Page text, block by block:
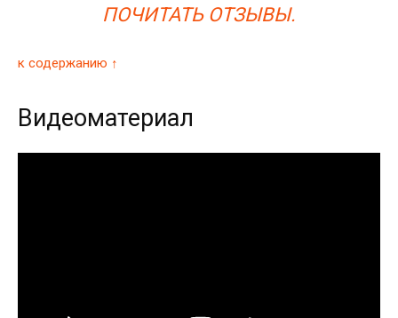
ПОЧИТАТЬ ОТЗЫВЫ.
к содержанию ↑
Видеоматериал